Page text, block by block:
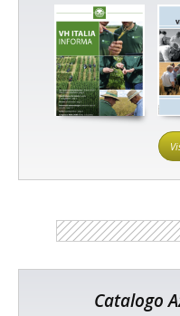
Catalogo